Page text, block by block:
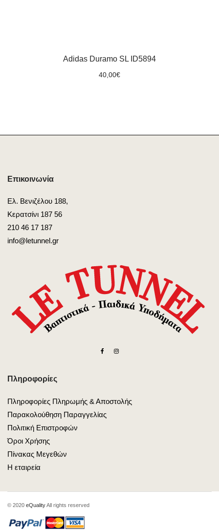
Adidas Duramo SL ID5894
40,00€
Επικοινωνία
Ελ. Βενιζέλου 188,
Κερατσίνι 187 56
210 46 17 187
info@letunnel.gr
Πληροφορίες
Πληροφορίες Πληρωμής & Αποστολής
Παρακολούθηση Παραγγελίας
Πολιτική Επιστροφών
Όροι Χρήσης
Πίνακας Μεγεθών
Η εταιρεία
© 2020 eQualityAll rights reserved